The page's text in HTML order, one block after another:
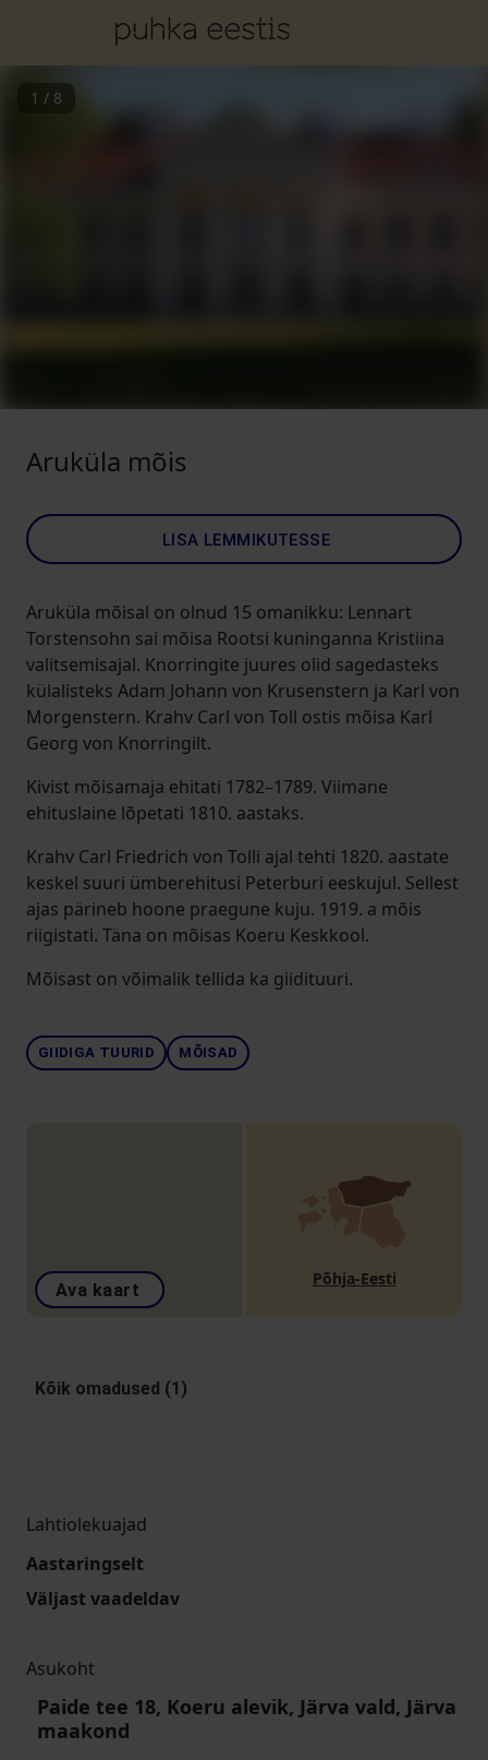
1 / 8
Aruküla mõis
LISA LEMMIKUTESSE
Aruküla mõisal on olnud 15 omanikku: Lennart
Torstensohn sai mõisa Rootsi kuninganna Kristiina
valitsemisajal. Knorringite juures olid sagedasteks
külalisteks Adam Johann von Krusenstern ja Karl von
Morgenstern. Krahv Carl von Toll ostis mõisa Karl
Georg von Knorringilt.
Kivist mõisamaja ehitati 1782–1789. Viimane
ehituslaine lõpetati 1810. aastaks.
Krahv Carl Friedrich von Tolli ajal tehti 1820. aastate
keskel suuri ümberehitusi Peterburi eeskujul. Sellest
ajas pärineb hoone praegune kuju. 1919. a mõis
riigistati. Täna on mõisas Koeru Keskkool.
Mõisast on võimalik tellida ka giidituuri.
GIIDIGA TUURID MÕISAD
Ava kaart
Põhja-Eesti
Kõik omadused (1)
Lahtiolekuajad
Aastaringselt
Väljast vaadeldav
Asukoht
Paide tee 18, Koeru alevik, Järva vald, Järva
maakond